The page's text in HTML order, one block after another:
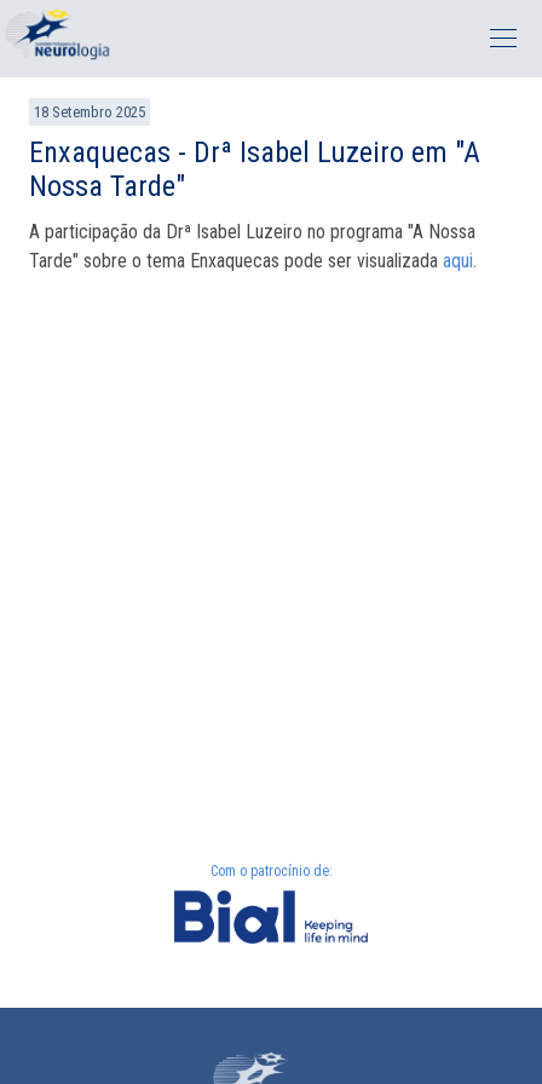
18 Setembro 2025
Enxaquecas - Drª Isabel Luzeiro em "A
Nossa Tarde"
A participação da Drª Isabel Luzeiro no programa "A Nossa
Tarde" sobre o tema Enxaquecas pode ser visualizada aqui.
Com o patrocínio de: